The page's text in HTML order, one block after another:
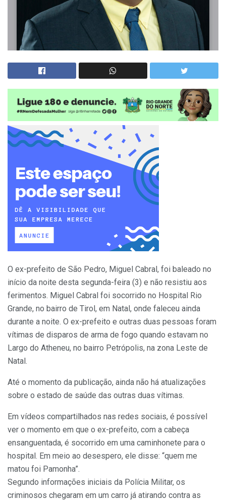
O ex-prefeito de São Pedro, Miguel Cabral, foi baleado no
início da noite desta segunda-feira (3) e não resistiu aos
ferimentos. Miguel Cabral foi socorrido no Hospital Rio
Grande, no bairro de Tirol, em Natal, onde faleceu ainda
durante a noite. O ex-prefeito e outras duas pessoas foram
vítimas de disparos de arma de fogo quando estavam no
Largo do Atheneu, no bairro Petrópolis, na zona Leste de
Natal.
Até o momento da publicação, ainda não há atualizações
sobre o estado de saúde das outras duas vítimas.
Em vídeos compartilhados nas redes sociais, é possível
ver o momento em que o ex-prefeito, com a cabeça
ensanguentada, é socorrido em uma caminhonete para o
hospital. Em meio ao desespero, ele disse: “quem me
matou foi Pamonha”.
Segundo informações iniciais da Polícia Militar, os
criminosos chegaram em um carro já atirando contra as